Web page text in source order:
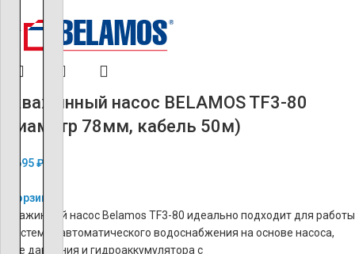
ХИТ
Скважинный насос BELAMOS TF3-80
(диаметр 78мм, кабель 50м)
18 695₽
В корзину
Скважинный насос Belamos TF3-80 идеально подходит для работы
в системах автоматического водоснабжения на основе насоса,
реле давления и гидроаккумулятора с